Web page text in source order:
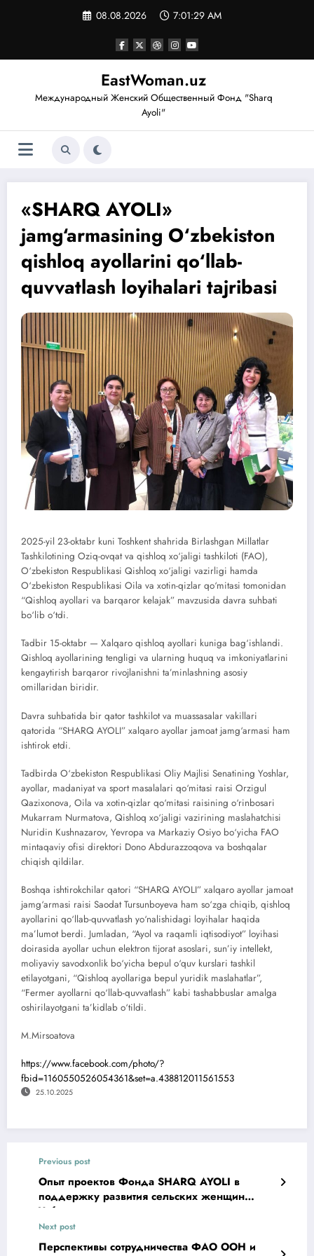
08.08.2026 7:01:30 AM
EastWoman.uz
Международный Женский Общественный Фонд "Sharq
Ayoli"
«SHARQ AYOLI»
jamg‘armasining O‘zbekiston
qishloq ayollarini qo‘llab-
quvvatlash loyihalari tajribasi
2025-yil 23-oktabr kuni Toshkent shahrida Birlashgan Millatlar
Tashkilotining Oziq-ovqat va qishloq xo‘jaligi tashkiloti (FAO),
O‘zbekiston Respublikasi Qishloq xo‘jaligi vazirligi hamda
O‘zbekiston Respublikasi Oila va xotin-qizlar qo‘mitasi tomonidan
“Qishloq ayollari va barqaror kelajak” mavzusida davra suhbati
bo‘lib o‘tdi.
Tadbir 15-oktabr — Xalqaro qishloq ayollari kuniga bag‘ishlandi.
Qishloq ayollarining tengligi va ularning huquq va imkoniyatlarini
kengaytirish barqaror rivojlanishni ta’minlashning asosiy
omillaridan biridir.
Davra suhbatida bir qator tashkilot va muassasalar vakillari
qatorida “SHARQ AYOLI” xalqaro ayollar jamoat jamg‘armasi ham
ishtirok etdi.
Tadbirda O‘zbekiston Respublikasi Oliy Majlisi Senatining Yoshlar,
ayollar, madaniyat va sport masalalari qo‘mitasi raisi Orzigul
Qazixonova, Oila va xotin-qizlar qo‘mitasi raisining o‘rinbosari
Mukarram Nurmatova, Qishloq xo‘jaligi vazirining maslahatchisi
Nuridin Kushnazarov, Yevropa va Markaziy Osiyo bo‘yicha FAO
mintaqaviy ofisi direktori Dono Abdurazzoqova va boshqalar
chiqish qildilar.
Boshqa ishtirokchilar qatori “SHARQ AYOLI” xalqaro ayollar jamoat
jamg‘armasi raisi Saodat Tursunboyeva ham so‘zga chiqib, qishloq
ayollarini qo‘llab-quvvatlash yo‘nalishidagi loyihalar haqida
ma’lumot berdi. Jumladan, “Ayol va raqamli iqtisodiyot” loyihasi
doirasida ayollar uchun elektron tijorat asoslari, sun’iy intellekt,
moliyaviy savodxonlik bo‘yicha bepul o‘quv kurslari tashkil
etilayotgani, “Qishloq ayollariga bepul yuridik maslahatlar”,
“Fermer ayollarni qo‘llab-quvvatlash” kabi tashabbuslar amalga
oshirilayotgani ta’kidlab o‘tildi.
M.Mirsoatova
https://www.facebook.com/photo/?
fbid=1160550526054361&set=a.438812011561553
25.10.2025
Previous post
Опыт проектов Фонда SHARQ AYOLI в
поддержку развития сельских женщин
Узбекистана
Next post
Перспективы сотрудничества ФАО ООН и